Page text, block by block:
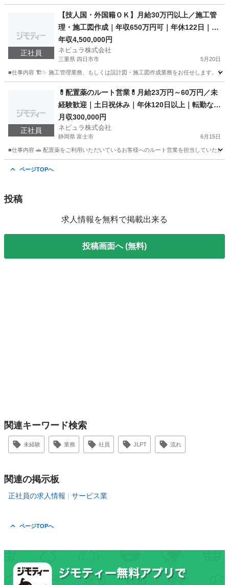
販売 スタッフ
正社員
【技人国・外国籍ＯＫ】月給30万円以上／施工管
理・施工図作成｜年収650万円可｜年休122日｜土
日祝休み
年収4,500,000円
ネビュラ株式会社
三重県 四日市市 5月20日
■仕事内容 🏗️✨ 施工管理業務、もしくは設計図・施工図作成業務をお任せします。 建
物流
正社員
💊配置薬のルート営業💊月給23万円～60万円／未
経験歓迎｜土日祝休み｜年休120日以上｜転勤なし
｜ルート営業｜全国募集
月収300,000円
ネビュラ株式会社
静岡県 富士市 6月15日
■仕事内容 🚗 配置薬をご利用いただいているお客様へのルート営業を担当していただ
ページTOPへ
投稿
求人情報を無料で掲載出来る
投稿画面へ (無料)
関連キーワード検索
未経験 業務 社員 JLPT 流れ
関連の掲示板
正社員の求人情報 サービス業
ページTOPへ